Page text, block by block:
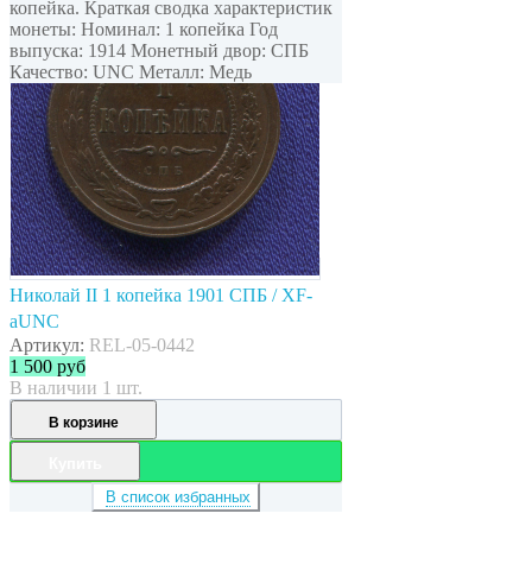
копейка. Краткая сводка характеристик
монеты: Номинал: 1 копейка Год
выпуска: 1914 Монетный двор: СПБ
Качество: UNC Металл: Медь
Николай II 1 копейка 1901 СПБ / XF-
aUNC
Артикул: REL-05-0442
1 500 руб
В наличии 1 шт.
В корзине
В список избранных